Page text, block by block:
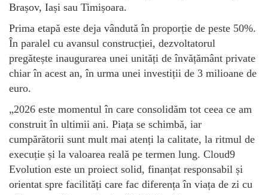
Brașov, Iași sau Timișoara.
Prima etapă este deja vândută în proporție de peste 50%.
În paralel cu avansul construcției, dezvoltatorul
pregătește inaugurarea unei unități de învățământ private
chiar în acest an, în urma unei investiții de 3 milioane de
euro.
„2026 este momentul în care consolidăm tot ceea ce am
construit în ultimii ani. Piața se schimbă, iar
cumpărătorii sunt mult mai atenți la calitate, la ritmul de
execuție și la valoarea reală pe termen lung. Cloud9
Evolution este un proiect solid, finanțat responsabil și
orientat spre facilități care fac diferența în viața de zi cu